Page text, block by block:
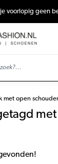
voorlopig geen
met open